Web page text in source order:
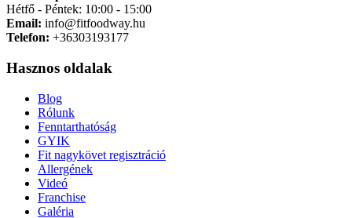
Hétfő - Péntek: 10:00 - 15:00
Email: info@fitfoodway.hu
Telefon: +36303193177
Hasznos oldalak
Blog
Rólunk
Fenntarthatóság
GYIK
Fit nagykövet regisztráció
Allergének
Videó
Franchise
Galéria